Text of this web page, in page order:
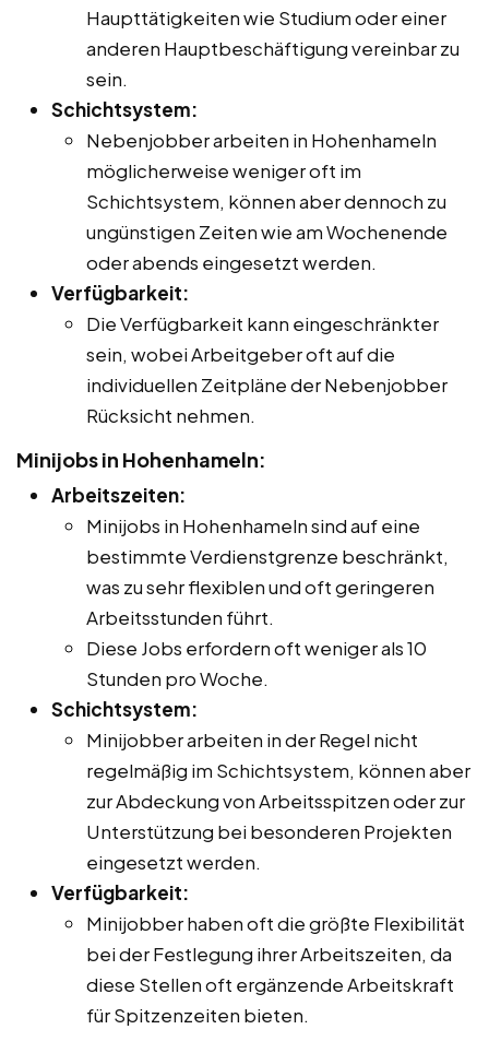
Haupttätigkeiten wie Studium oder einer
anderen Hauptbeschäftigung vereinbar zu
sein.
Schichtsystem:
Nebenjobber arbeiten in Hohenhameln
möglicherweise weniger oft im
Schichtsystem, können aber dennoch zu
ungünstigen Zeiten wie am Wochenende
oder abends eingesetzt werden.
Verfügbarkeit:
Die Verfügbarkeit kann eingeschränkter
sein, wobei Arbeitgeber oft auf die
individuellen Zeitpläne der Nebenjobber
Rücksicht nehmen.
Minijobs in Hohenhameln:
Arbeitszeiten:
Minijobs in Hohenhameln sind auf eine
bestimmte Verdienstgrenze beschränkt,
was zu sehr flexiblen und oft geringeren
Arbeitsstunden führt.
Diese Jobs erfordern oft weniger als 10
Stunden pro Woche.
Schichtsystem:
Minijobber arbeiten in der Regel nicht
regelmäßig im Schichtsystem, können aber
zur Abdeckung von Arbeitsspitzen oder zur
Unterstützung bei besonderen Projekten
eingesetzt werden.
Verfügbarkeit:
Minijobber haben oft die größte Flexibilität
bei der Festlegung ihrer Arbeitszeiten, da
diese Stellen oft ergänzende Arbeitskraft
für Spitzenzeiten bieten.